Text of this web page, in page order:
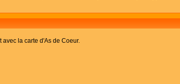
la carte d'As de Coeur.